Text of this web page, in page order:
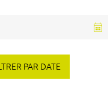
PAR DATE